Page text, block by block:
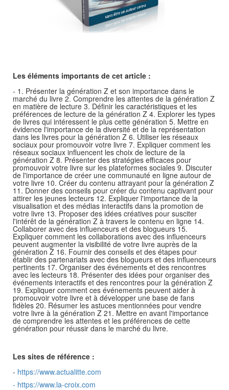
Les éléments importants de cet article :
- 1. Présenter la génération Z et son importance dans le
marché du livre 2. Comprendre les attentes de la génération Z
en matière de lecture 3. Définir les caractéristiques et les
préférences de lecture de la génération Z 4. Explorer les types
de livres qui intéressent le plus cette génération 5. Mettre en
évidence l'importance de la diversité et de la représentation
dans les livres pour la génération Z 6. Utiliser les réseaux
sociaux pour promouvoir votre livre 7. Expliquer comment les
réseaux sociaux influencent les choix de lecture de la
génération Z 8. Présenter des stratégies efficaces pour
promouvoir votre livre sur les plateformes sociales 9. Discuter
de l'importance de créer une communauté en ligne autour de
votre livre 10. Créer du contenu attrayant pour la génération Z
11. Donner des conseils pour créer du contenu captivant pour
attirer les jeunes lecteurs 12. Expliquer l'importance de la
visualisation et des médias interactifs dans la promotion de
votre livre 13. Proposer des idées créatives pour susciter
l'intérêt de la génération Z à travers le contenu en ligne 14.
Collaborer avec des influenceurs et des blogueurs 15.
Expliquer comment les collaborations avec des influenceurs
peuvent augmenter la visibilité de votre livre auprès de la
génération Z 16. Fournir des conseils et des étapes pour
établir des partenariats avec des blogueurs et des influenceurs
pertinents 17. Organiser des événements et des rencontres
avec les lecteurs 18. Présenter des idées pour organiser des
événements interactifs et des rencontres pour la génération Z
19. Expliquer comment ces événements peuvent aider à
promouvoir votre livre et à développer une base de fans
fidèles 20. Résumer les astuces mentionnées pour vendre
votre livre à la génération Z 21. Mettre en avant l'importance
de comprendre les attentes et les préférences de cette
génération pour réussir dans le marché du livre.
Les sites de référence :
- https://www.actualitte.com
- https://www.la-croix.com